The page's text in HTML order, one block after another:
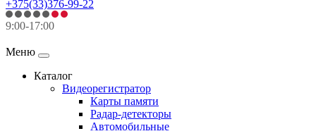
+375(33)376-99-22
9:00-17:00
Меню
Каталог
Видеорегистратор
Карты памяти
Радар-детекторы
Автомобильные